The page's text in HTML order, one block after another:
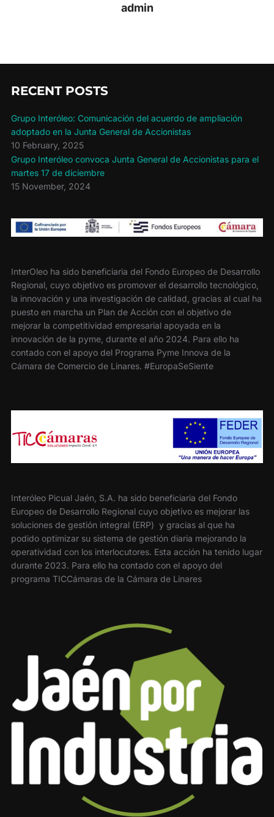
admin
RECENT POSTS
Grupo Interóleo: Comunicación del acuerdo de ampliación
adoptado en la Junta General de Accionistas
10 February, 2025
Grupo Interóleo convoca Junta General de Accionistas para el
martes 17 de diciembre
15 November, 2024
InterOleo ha sido beneficiaria del Fondo Europeo de Desarrollo
Regional, cuyo objetivo es promover el desarrollo tecnológico,
la innovación y una investigación de calidad, gracias al cual ha
puesto en marcha un Plan de Acción con el objetivo de
mejorar la competitividad empresarial apoyada en la
innovación de la pyme, durante el año 2024. Para ello ha
contado con el apoyo del Programa Pyme Innova de la
Cámara de Comercio de Linares. #EuropaSeSiente
Interóleo Picual Jaén, S.A. ha sido beneficiaria del Fondo
Europeo de Desarrollo Regional cuyo objetivo es mejorar las
soluciones de gestión integral (ERP) y gracias al que ha
podido optimizar su sistema de gestión diaria mejorando la
operatividad con los interlocutores. Esta acción ha tenido lugar
durante 2023. Para ello ha contado con el apoyo del
programa TICCámaras de la Cámara de Linares